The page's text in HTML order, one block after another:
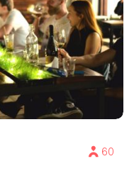
60